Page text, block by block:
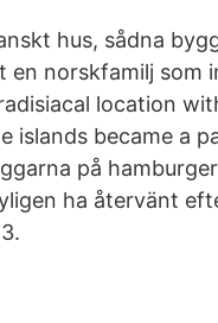
hus, sådna
en norskfamilj
location
islands became a
på
ha återvänt